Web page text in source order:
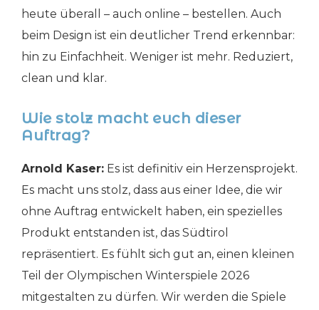
heute überall – auch online – bestellen. Auch
beim Design ist ein deutlicher Trend erkennbar:
hin zu Einfachheit. Weniger ist mehr. Reduziert,
clean und klar.
Wie stolz macht euch dieser
Auftrag?
Arnold Kaser: Es ist definitiv ein Herzensprojekt.
Es macht uns stolz, dass aus einer Idee, die wir
ohne Auftrag entwickelt haben, ein spezielles
Produkt entstanden ist, das Südtirol
repräsentiert. Es fühlt sich gut an, einen kleinen
Teil der Olympischen Winterspiele 2026
mitgestalten zu dürfen. Wir werden die Spiele